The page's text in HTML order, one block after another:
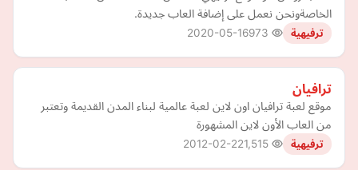
الخاصةونحن نعمل على إضافة العاب جديدة.
ترفيهية 2020-05-16
ترافيان
موقع لعبة ترافيان اون لاين لعبة عالمية لبناء المدن القديمة وتعتبر
من العاب الأون لاين المشهورة
ترفيهية 2012-02-22